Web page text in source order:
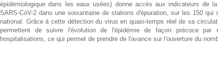
épidémiologique dans les eaux usées) donne accès aux indicateurs de
SARS-CoV-2 dans une soixantaine de stations d'épuration, sur les 150
national. Grâce à cette détection du virus en quasi-temps réel de sa
permettent de suivre l'évolution de l'épidémie de façon précoce
hospitalisations, ce qui permet de prendre de l'avance sur l'ouverture du